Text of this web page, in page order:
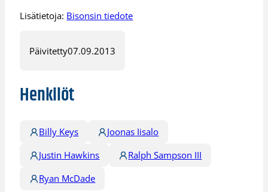
Lisätietoja: Bisonsin tiedote
Päivitetty07.09.2013
Henkilöt
Billy Keys
Joonas Iisalo
Justin Hawkins
Ralph Sampson III
Ryan McDade